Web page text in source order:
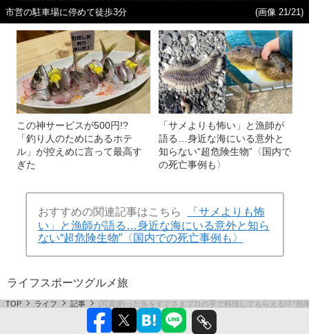
市営の駐車場に停めて徒歩3分 (画像 21/21)
この神サービスが500円!?
「釣り人のためにあるホテ
ル」が控えめに言って最高す
ぎた
「サメよりも怖い」と漁師が
語る…身近な海にいる意外と
知らない“超危険生物”〈国内で
の死亡事例も〉
おすすめの関連記事はこちら
「サメよりも怖
い」と漁師が語る…身近な海にいる意外と知ら
ない“超危険生物”〈国内での死亡事例も〉
ライフ スポーツグルメ旅
TOP ライフ 記事 [写真]釣った魚をすぐさまプロの手で料理してもらえる!? “